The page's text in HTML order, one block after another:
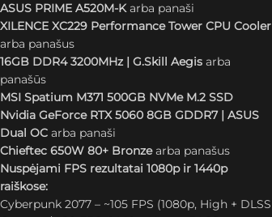
ASUS PRIME A520M-Karba panaši
XILENCE XC229 Performance Tower CPU Cooler
arba panašus
16GB DDR4 3200MHz | G.Skill Aegis arba
panašūs
MSI Spatium M371 500GB NVMe M.2 SSD
Nvidia GeForce RTX 5060 8GB GDDR7 | ASUS
Dual OC arba panaši
Chieftec 650W 80+ Bronzearba panašus
Nuspėjami FPS rezultatai 1080p ir 1440p
raiškose:
Cyberpunk 2077 – ~105 FPS (1080p, High + DLSS